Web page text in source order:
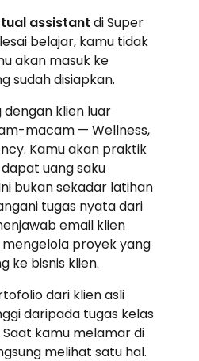
assistant di Super
belajar, kamu tidak
akan masuk ke
sudah disiapkan.
dengan klien luar
macam — Wellness,
Kamu akan praktik
uang saku
bukan sekadar latihan
tugas nyata dari
email klien
mengelola proyek yang
ke bisnis klien.
dari klien asli
daripada tugas kelas
kamu melamar di
melihat satu hal.